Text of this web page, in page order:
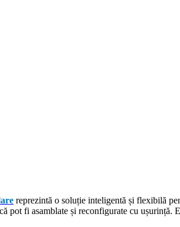
reprezintă o soluție inteligentă și flexibilă
pot fi asamblate și reconfigurate cu